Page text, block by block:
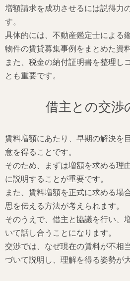
増額請求を成功させるには説得力
す。
具体的には、不動産鑑定士による
物件の賃貸募集事例をまとめた資
また、税金の納付証明書を整理し
とも重要です。
借主との交渉
賃料増額にあたり、早期の解決を
意を得ることです。
そのため、まずは増額を求める理
に説明することが重要です。
また、賃料増額を正式に求める場
思を伝える方法が考えられます。
そのうえで、借主と協議を行い、
いて話し合うことになります。
交渉では、なぜ現在の賃料が不相
づいて説明し、理解を得る姿勢が